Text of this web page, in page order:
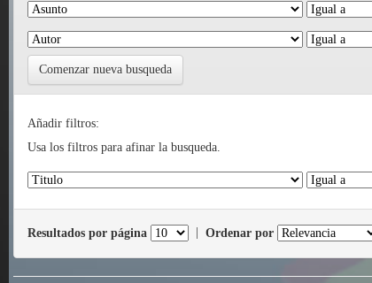
Comenzar nueva busqueda
Añadir filtros:
Usa los filtros para afinar la busqueda.
Resultados por página Ordenar por